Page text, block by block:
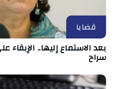
قضايا
بعد الاستماع إليها..
سراح